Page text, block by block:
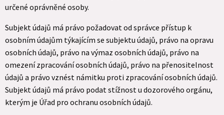
určené oprávněné osoby.
Subjekt údajů má právo požadovat od správce přístup k
osobním údajům týkajícím se subjektu údajů, právo na opravu
osobních údajů, právo na výmaz osobních údajů, právo na
omezení zpracování osobních údajů, právo na přenositelnost
údajů a právo vznést námitku proti zpracování osobních údajů.
Subjekt údajů má právo podat stížnost u dozorového orgánu,
kterým je Úřad pro ochranu osobních údajů.